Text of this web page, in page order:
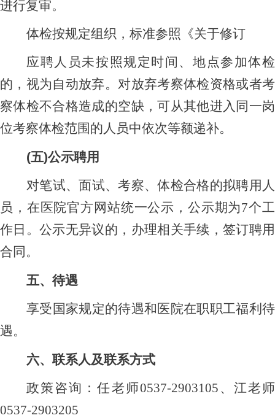
进行复审。
体检按规定组织，标准参照《关于修订
应聘人员未按照规定时间、地点参加体检
的，视为自动放弃。对放弃考察体检资格或者考
察体检不合格造成的空缺，可从其他进入同一岗
位考察体检范围的人员中依次等额递补。
(五)公示聘用
对笔试、面试、考察、体检合格的拟聘用人
员，在医院官方网站统一公示，公示期为7个工
作日。公示无异议的，办理相关手续，签订聘用
合同。
五、待遇
享受国家规定的待遇和医院在职职工福利待
遇。
六、联系人及联系方式
政策咨询：任老师0537-2903105、江老师
0537-2903205